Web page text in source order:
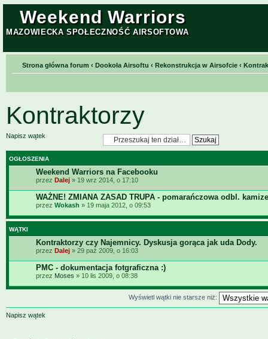
Weekend Warriors
MAZOWIECKA SPOŁECZNOŚĆ AIRSOFTOWA
Strona główna forum ‹ Dookoła Airsoftu ‹ Rekonstrukcja w Airsofcie ‹
Kontraktorzy
Napisz wątek
OGŁOSZENIA
Weekend Warriors na Facebooku
przez Dalej » 19 wrz 2014, o 17:10
WAŻNE! ZMIANA ZASAD TRUPA - pomarańczowa odbl.
przez Wokash » 19 maja 2012, o 09:53
WĄTKI
Kontraktorzy czy Najemnicy. Dyskusja gorąca jak uda Dody.
przez Dalej » 29 paź 2009, o 16:03
PMC - dokumentacja fotgraficzna :)
przez Moses » 10 lis 2009, o 08:38
Wyświetl wątki nie starsze niż:
Napisz wątek